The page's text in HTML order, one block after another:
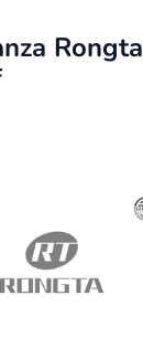
Rongta